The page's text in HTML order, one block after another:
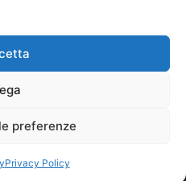
preferenze
Privacy Policy
Luca | P.IVA
– Agenzia di